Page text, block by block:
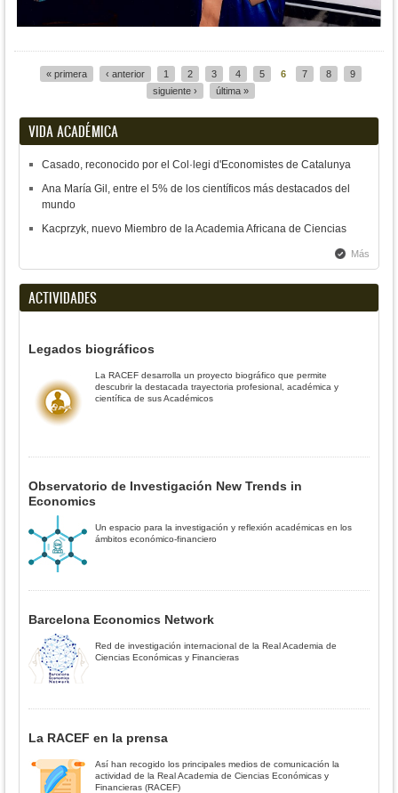
« primera ‹ anterior 1 2 3 4 5 6 7 8
9
siguiente ›
última »
VIDA ACADÉMICA
Casado, reconocido por el Col·legi d'Economistes de Catalunya
Ana María Gil, entre el 5% de los científicos más destacados del
mundo
Kacprzyk, nuevo Miembro de la Academia Africana de Ciencias
Más
ACTIVIDADES
Legados biográficos
La RACEF desarrolla un proyecto biográfico que permite
descubrir la destacada trayectoria profesional, académica y
científica de sus Académicos
Observatorio de Investigación New Trends in
Economics
Un espacio para la investigación y reflexión académicas en los
ámbitos económico-financiero
Barcelona Economics Network
Red de investigación internacional de la Real Academia de
Ciencias Económicas y Financieras
La RACEF en la prensa
Así han recogido los principales medios de comunicación la
actividad de la Real Academia de Ciencias Económicas y
Financieras (RACEF)